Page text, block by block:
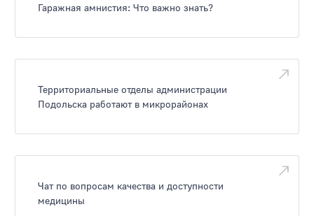
Гаражная амнистия: Что важно знать?
Территориальные отделы администрации
Подольска работают в микрорайонах
Чат по вопросам качества и доступности
медицины